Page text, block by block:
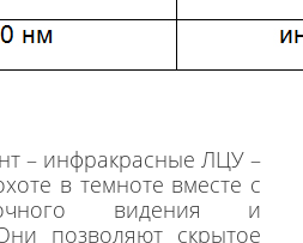
– инфракрасные ЛЦУ –
в темноте вместе с
видения и
позволяют скрытое